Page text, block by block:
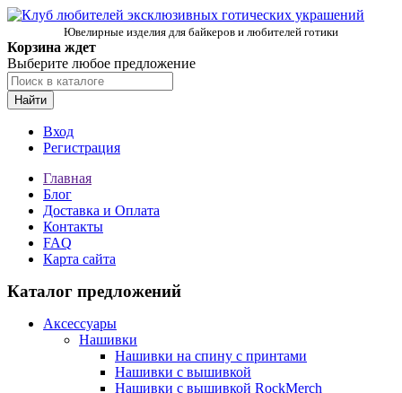
Ювелирные изделия для байкеров и любителей готики
Корзина ждет
Выберите любое предложение
Найти
Вход
Регистрация
Главная
Блог
Доставка и Оплата
Контакты
FAQ
Карта сайта
Каталог предложений
Аксессуары
Нашивки
Нашивки на спину с принтами
Нашивки с вышивкой
Нашивки с вышивкой RockMerch